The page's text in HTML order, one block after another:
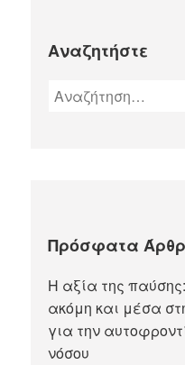
Αναζητήστε
Πρόσφατα
Η αξία της
ακόμη και μέσα
για την
νόσου